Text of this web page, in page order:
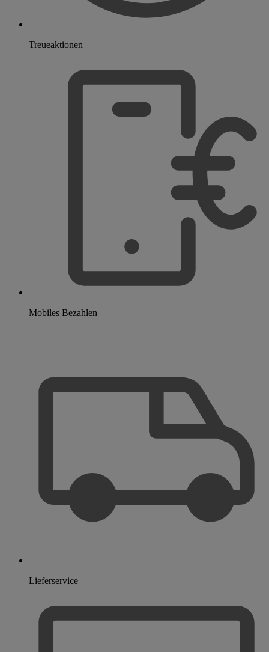
Treueaktionen
Mobiles Bezahlen
Lieferservice